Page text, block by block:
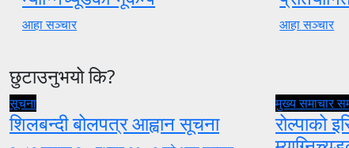
आहा सञ्चार आहा सञ्चार
छुटाउनुभयो कि?
सूचना
शिलबन्दी बोलपत्र आह्वान सूचना
मुख्य समाचार
रोल्पाको